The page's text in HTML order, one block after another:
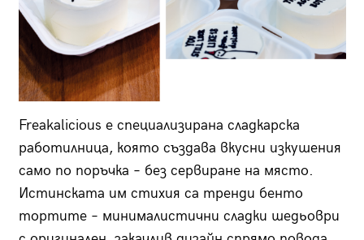
Freakalicious е специализирана сладкарска
работилница, която създава вкусни изкушения
само по поръчка – без сервиране на място.
Истинската им стихия са тренди бенто
тортите – минималистични сладки шедьоври